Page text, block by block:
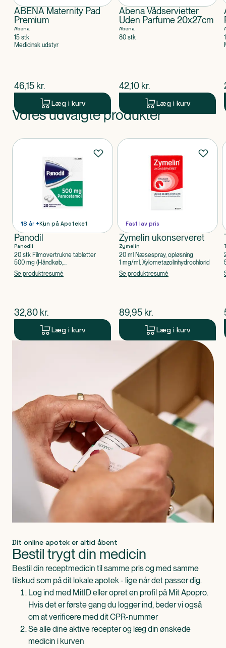
ABENA Maternity Pad
Premium
Abena
15 stk
Medicinsk udstyr
$nuværende pris
46,15 kr.
Læg i kurv
Abena Vådservietter
Uden Parfume 20x27cm
Abena
80 stk
$nuværende pris
42,10 kr.
Læg i kurv
Produkt 1 af 0
Vores udvalgte produkter
Produkter
18 år +Kun på Apoteket
Panodil
Panodil
20 stk Filmovertrukne tabletter
500 mg (Håndkøb,
apoteksforbeholdt), Paracetamol
Se produktresumé
$nuværende pris
32,80 kr.
Læg i kurv
Fast lav pris
Zymelin ukonserveret
Zymelin
20 ml Næsespray, opløsning
1 mg/ml, Xylometazolinhydrochlorid
Se produktresumé
$nuværende pris
89,95 kr.
Læg i kurv
Dit online apotek er altid åbent
Bestil trygt din medicin
Bestil din receptmedicin til samme pris og med samme
tilskud som på dit lokale apotek - lige når det passer dig.
Log ind med MitID eller opret en profil på Mit Apopro.
Hvis det er første gang du logger ind, beder vi også
om at verificere med dit CPR-nummer
Se alle dine aktive recepter og læg din ønskede
medicin i kurven